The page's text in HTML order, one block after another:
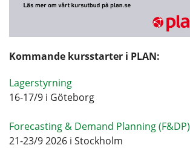
Kommande kursstarter i PLAN:
Lagerstyrning
16-17/9 i Göteborg
Forecasting & Demand Planning (F&DP)
21-23/9 2026 i Stockholm